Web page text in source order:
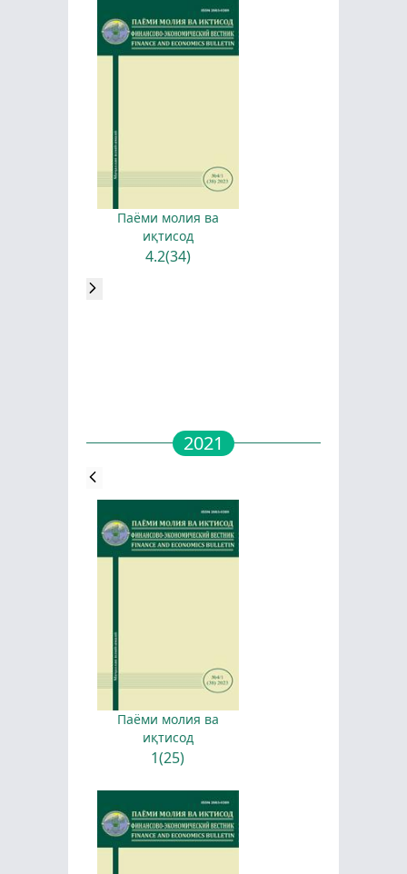
Паёми молия ва
иқтисод
4.2(34)
2021
Паёми молия ва
иқтисод
1(25)